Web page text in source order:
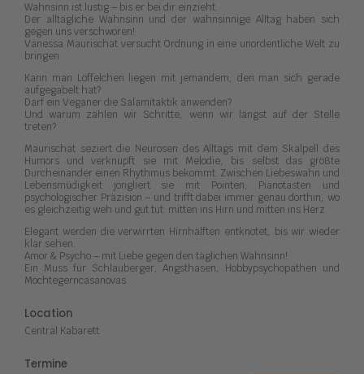
Wahnsinn ist lustig – bis er bei dir einzieht.
Der alltägliche Wahnsinn und der wahnsinnige Alltag haben sich
gegen uns verschworen!
Vanessa Maurischat versucht Ordnung in eine unordentliche Welt zu
bringen.
Kann man Löffelchen liegen mit jemandem, den man sich gerade
aufgegabelt hat?
Darf ein Veganer die Salamitaktik anwenden?
Und warum zählen wir Schritte, wenn wir längst auf der Stelle
treten?
Maurischat seziert die Neurosen des Alltags mit dem Skalpell des
Humors und verknüpft sie mit Melodie, bis selbst das größte
Durcheinander einen Rhythmus bekommt. Zwischen Liebeswahn und
Lebensmüdigkeit jongliert sie mit Pointen, Pianotasten und
psychologischer Präzision – und trifft dabei immer genau dorthin, wo
es gleichzeitig weh und gut tut: mitten ins Hirn und mitten ins Herz.
Elegant werden die verwirrten Hirnhälften entknotet, bis wir wieder
klar sehen.
Amor & Psycho – mit Liebe gegen den täglichen Wahnsinn!
Ein Muss für Schlauberger, Angsthasen, Hobbypsychopathen und
Möchtegerncasanovas.
Location
Central Kabarett
Termine